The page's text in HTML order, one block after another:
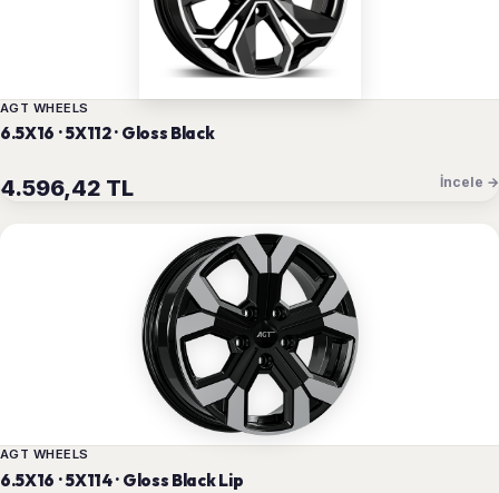
AGT WHEELS
6.5X16 · 5X112 · Gloss Black
4.596,42 TL İncele →
AGT WHEELS
6.5X16 · 5X114 · Gloss Black Lip